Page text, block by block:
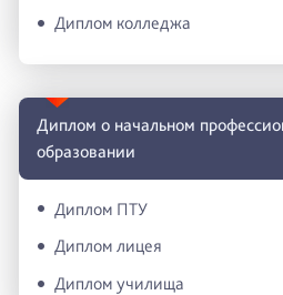
Диплом колледжа
Диплом о начальном
oбразовании
Диплом ПТУ
Диплом лицея
Диплом училища